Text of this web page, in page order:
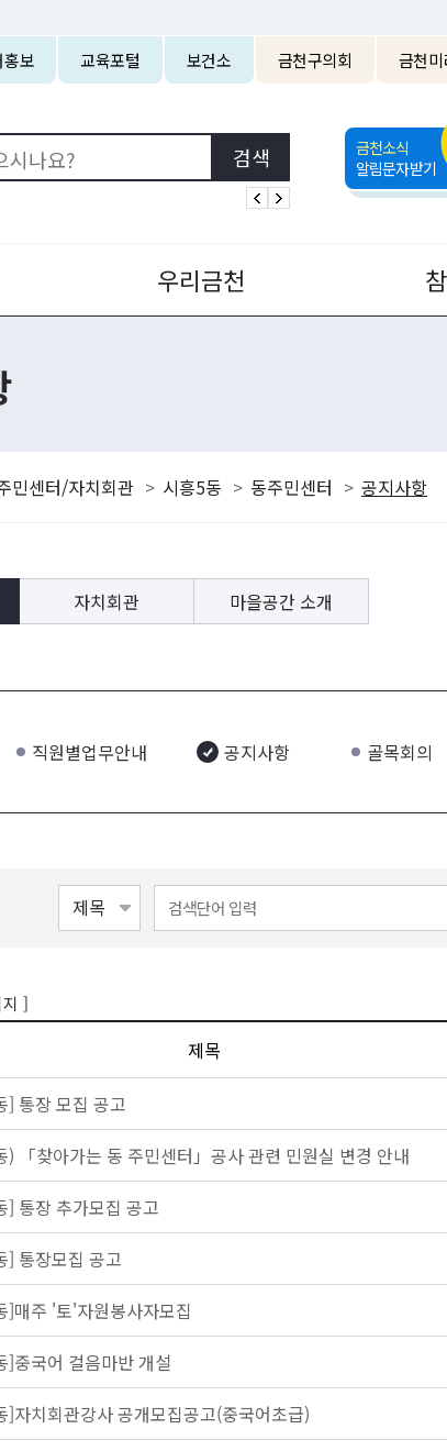
홍보 교육포털 보건소 금천구의회 금천
금천소식
알림문자받기
우리금천
민센터/자치회관 시흥5동 동주민센터 공지사항
자치회관 마을공간 소개
직원별업무안내 공지사항 골목회의
]
제목
] 통장 모집 공고
) 「찾아가는 동 주민센터」공사 관련 민원실 변경 안내
] 통장 추가모집 공고
] 통장모집 공고
]매주 '토'자원봉사자모집
]중국어 걸음마반 개설
]자치회관강사 공개모집공고(중국어초급)